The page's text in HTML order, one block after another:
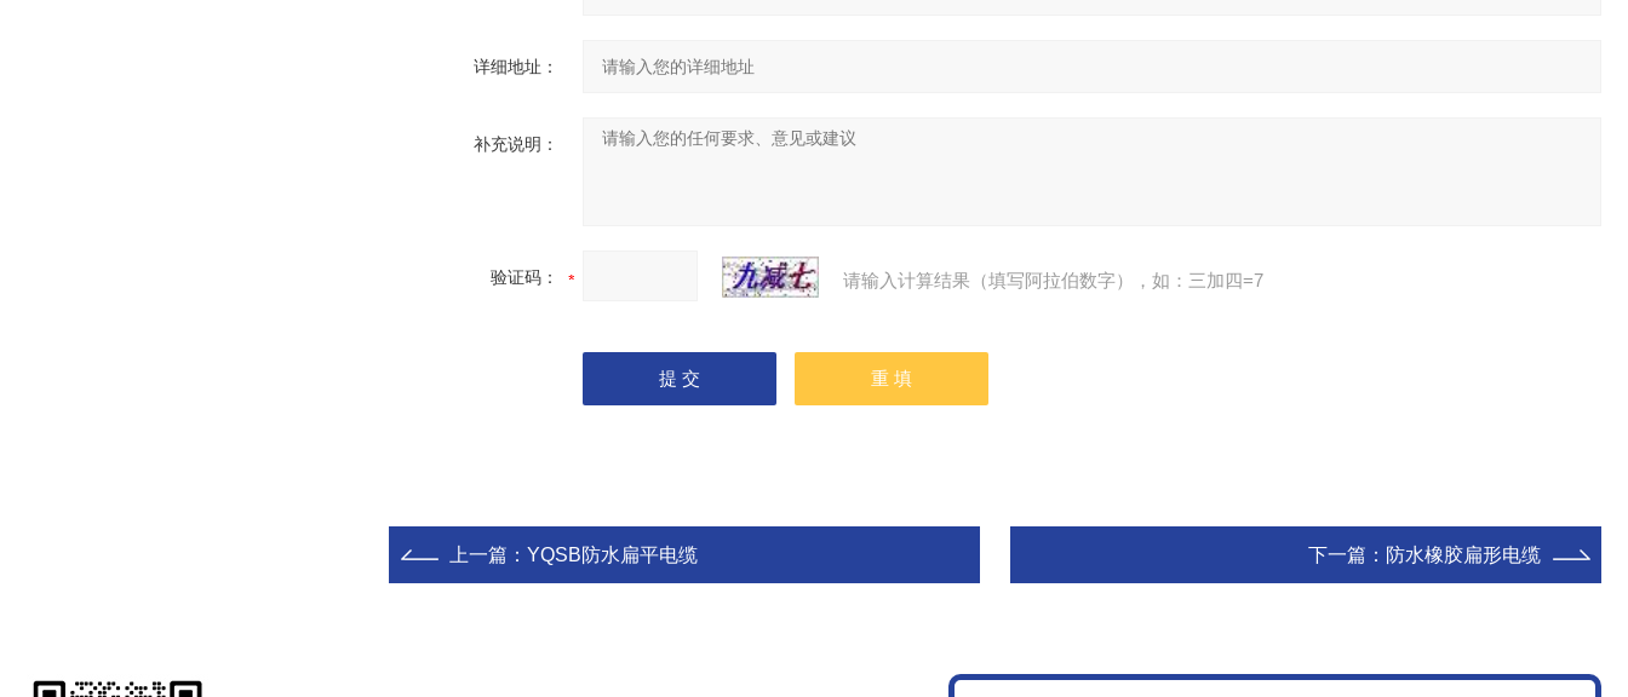
详细地址：
补充说明：
验证码： 请输入计算结果（填写阿拉伯数字），如：三加四=7
上一篇： YQSB防水扁平电缆 下一篇： 防水橡胶扁形电缆